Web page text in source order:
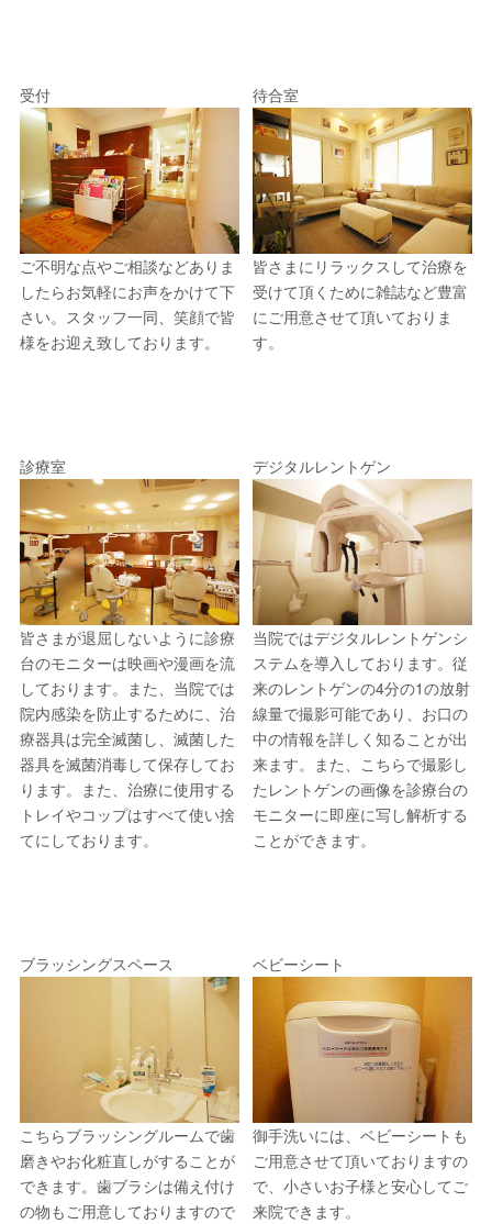
受付
ご不明な点やご相談などありま
したらお気軽にお声をかけて下
さい。スタッフ一同、笑顔で皆
様をお迎え致しております。
待合室
皆さまにリラックスして治療を
受けて頂くために雑誌など豊富
にご用意させて頂いておりま
す。
診療室
皆さまが退屈しないように診療
台のモニターは映画や漫画を流
しております。また、当院では
院内感染を防止するために、治
療器具は完全滅菌し、滅菌した
器具を滅菌消毒して保存してお
ります。また、治療に使用する
トレイやコップはすべて使い捨
てにしております。
デジタルレントゲン
当院ではデジタルレントゲンシ
ステムを導入しております。従
来のレントゲンの4分の1の放射
線量で撮影可能であり、お口の
中の情報を詳しく知ることが出
来ます。また、こちらで撮影し
たレントゲンの画像を診療台の
モニターに即座に写し解析する
ことができます。
ブラッシングスペース
こちらブラッシングルームで歯
磨きやお化粧直しがすることが
できます。歯ブラシは備え付け
の物もご用意しておりますので
ベビーシート
御手洗いには、ベビーシートも
ご用意させて頂いておりますの
で、小さいお子様と安心してご
来院できます。